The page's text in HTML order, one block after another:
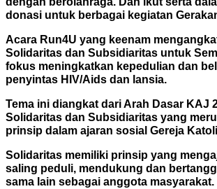
donasi untuk berbagai kegiatan
Acara Run4U yang keenam
Solidaritas dan Subsidiaritas untuk
fokus meningkatkan kepedulian dan
penyintas HIV/Aids dan lansia.
Tema ini diangkat dari Arah Dasar KAJ
Solidaritas dan Subsidiaritas yang
prinsip dalam ajaran sosial Gereja
Solidaritas memiliki prinsip yang
saling peduli, mendukung dan
sama lain sebagai anggota masyarakat.